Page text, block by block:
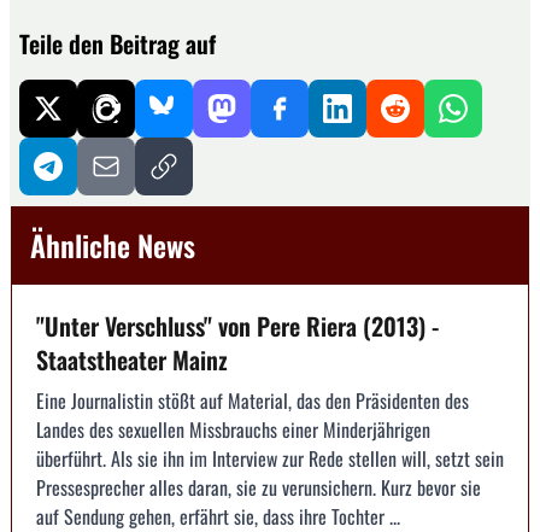
Teile den Beitrag auf
Ähnliche News
"Unter Verschluss" von Pere Riera (2013) -
Staatstheater Mainz
Eine Journalistin stößt auf Material, das den Präsidenten des
Landes des sexuellen Missbrauchs einer Minderjährigen
überführt. Als sie ihn im Interview zur Rede stellen will, setzt sein
Pressesprecher alles daran, sie zu verunsichern. Kurz bevor sie
auf Sendung gehen, erfährt sie, dass ihre Tochter ...